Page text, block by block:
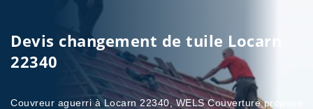
Devis changement de tuile Locarn
22340
Couvreur aguerri à Locarn 22340, WELS Couverture propose